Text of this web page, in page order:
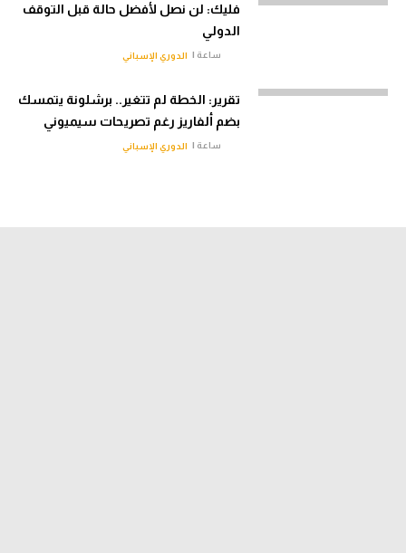
فليك: لن نصل لأفضل حالة قبل التوقف
الدولي
ساعة | الدوري الإسباني
تقرير: الخطة لم تتغير.. برشلونة يتمسك
بضم ألفاريز رغم تصريحات سيميوني
ساعة | الدوري الإسباني